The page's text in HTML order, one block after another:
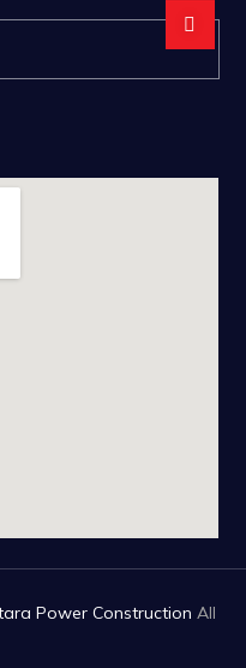
Power Construction All